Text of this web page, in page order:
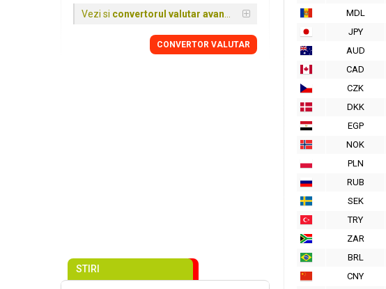
MDL
JPY
AUD
CAD
CZK
DKK
EGP
NOK
PLN
RUB
SEK
TRY
ZAR
BRL
CNY
Vezi si convertorul valutar avansat
CONVERTOR VALUTAR
STIRI